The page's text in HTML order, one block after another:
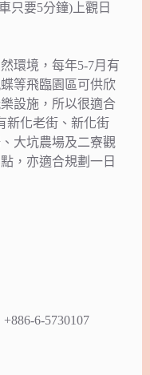
只要5分鐘)上觀日
環境，每年5-7月有
等飛臨園區可供欣
設施，所以很適合
新化老街、新化街
大坑農場及二寮觀
，亦適合規劃一日
6-5730107